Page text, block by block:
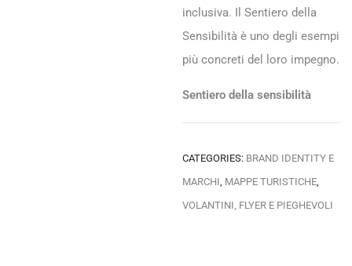
inclusiva. Il Sentiero della
Sensibilità è uno degli esempi
più concreti del loro impegno.
Sentiero della sensibilità
CATEGORIES: BRAND IDENTITY E
MARCHI MAPPE TURISTICHE
VOLANTINI, FLYER E PIEGHEVOLI